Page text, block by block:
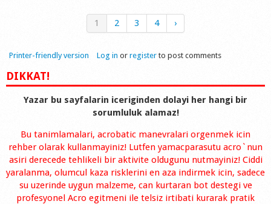
1 2 3 4 ›
Printer-friendly version Log in or register to post comments
DIKKAT!
Yazar bu sayfalarin iceriginden dolayi her hangi bir
sorumluluk alamaz!
Bu tanimlamalari, acrobatic manevralari orgenmek icin
rehber olarak kullanmayiniz! Lutfen yamacparasutu acro`nun
asiri derecede tehlikeli bir aktivite oldugunu nutmayiniz! Ciddi
yaralanma, olumcul kaza risklerini en aza indirmek icin, sadece
su uzerinde uygun malzeme, can kurtaran bot destegi ve
profesyonel Acro egitmeni ile telsiz irtibati kurarak pratik